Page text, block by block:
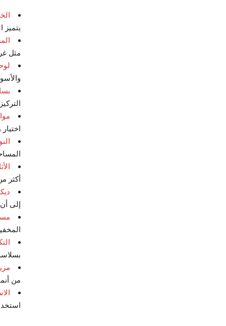
يتميز
مثل
أكثر
إلى
من